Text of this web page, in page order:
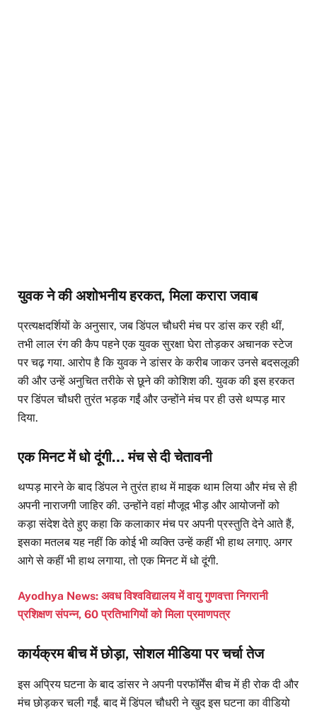
युवक ने की अशोभनीय हरकत, मिला करारा जवाब
प्रत्यक्षदर्शियों के अनुसार, जब डिंपल चौधरी मंच पर डांस कर रही थीं,
तभी लाल रंग की कैप पहने एक युवक सुरक्षा घेरा तोड़कर अचानक स्टेज
पर चढ़ गया. आरोप है कि युवक ने डांसर के करीब जाकर उनसे बदसलूकी
की और उन्हें अनुचित तरीके से छूने की कोशिश की. युवक की इस हरकत
पर डिंपल चौधरी तुरंत भड़क गईं और उन्होंने मंच पर ही उसे थप्पड़ मार
दिया.
एक मिनट में धो दूंगी… मंच से दी चेतावनी
थप्पड़ मारने के बाद डिंपल ने तुरंत हाथ में माइक थाम लिया और मंच से ही
अपनी नाराजगी जाहिर की. उन्होंने वहां मौजूद भीड़ और आयोजनों को
कड़ा संदेश देते हुए कहा कि कलाकार मंच पर अपनी प्रस्तुति देने आते हैं,
इसका मतलब यह नहीं कि कोई भी व्यक्ति उन्हें कहीं भी हाथ लगाए. अगर
आगे से कहीं भी हाथ लगाया, तो एक मिनट में धो दूंगी.
Ayodhya News: अवध विश्वविद्यालय में वायु गुणवत्ता निगरानी
प्रशिक्षण संपन्न, 60 प्रतिभागियों को मिला प्रमाणपत्र
कार्यक्रम बीच में छोड़ा, सोशल मीडिया पर चर्चा तेज
इस अप्रिय घटना के बाद डांसर ने अपनी परफॉर्मेंस बीच में ही रोक दी और
मंच छोड़कर चली गईं. बाद में डिंपल चौधरी ने खुद इस घटना का वीडियो